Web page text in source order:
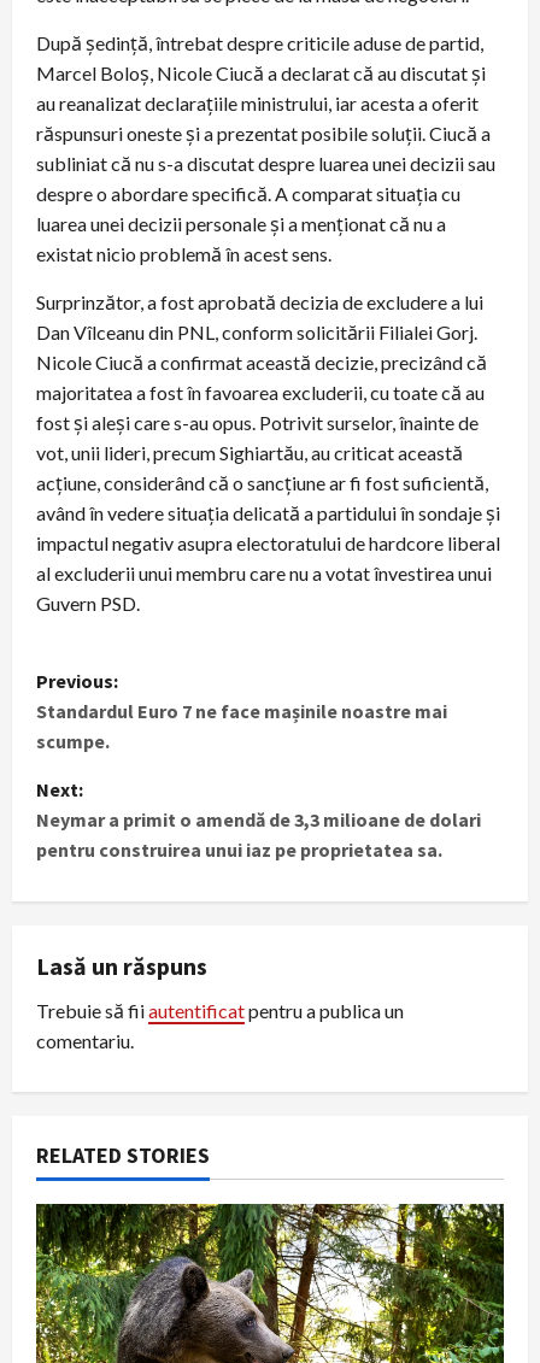
După ședință, întrebat despre criticile aduse de partid,
Marcel Boloș, Nicole Ciucă a declarat că au discutat și
au reanalizat declarațiile ministrului, iar acesta a oferit
răspunsuri oneste și a prezentat posibile soluții. Ciucă a
subliniat că nu s-a discutat despre luarea unei decizii sau
despre o abordare specifică. A comparat situația cu
luarea unei decizii personale și a menționat că nu a
existat nicio problemă în acest sens.
Surprinzător, a fost aprobată decizia de excludere a lui
Dan Vîlceanu din PNL, conform solicitării Filialei Gorj.
Nicole Ciucă a confirmat această decizie, precizând că
majoritatea a fost în favoarea excluderii, cu toate că au
fost și aleși care s-au opus. Potrivit surselor, înainte de
vot, unii lideri, precum Sighiartău, au criticat această
acțiune, considerând că o sancțiune ar fi fost suficientă,
având în vedere situația delicată a partidului în sondaje și
impactul negativ asupra electoratului de hardcore liberal
al excluderii unui membru care nu a votat învestirea unui
Guvern PSD.
P
o
s
t
n
v
i
t
i
o
n
Previous:
Standardul Euro 7 ne face mașinile noastre mai
scumpe.
Next:
Neymar a primit o amendă de 3,3 milioane de dolari
pentru construirea unui iaz pe proprietatea sa.
Lasă un răspuns
Trebuie să fiiautentificatpentru a publica un
comentariu.
RELATED STORIES